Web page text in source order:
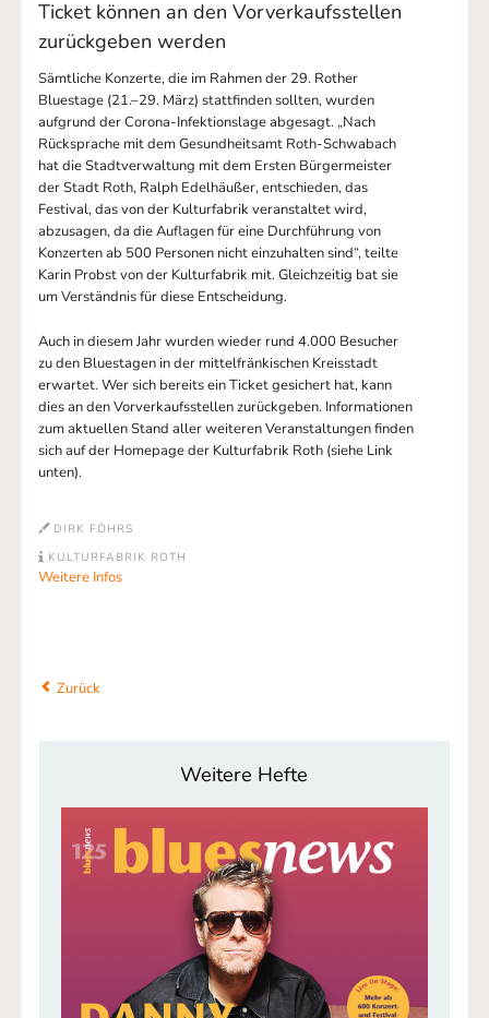
Ticket können an den Vorverkaufsstellen
zurückgeben werden
Sämtliche Konzerte, die im Rahmen der 29. Rother
Bluestage (21.–29. März) stattfinden sollten, wurden
aufgrund der Corona-Infektionslage abgesagt. „Nach
Rücksprache mit dem Gesundheitsamt Roth-Schwabach
hat die Stadtverwaltung mit dem Ersten Bürgermeister
der Stadt Roth, Ralph Edelhäußer, entschieden, das
Festival, das von der Kulturfabrik veranstaltet wird,
abzusagen, da die Auflagen für eine Durchführung von
Konzerten ab 500 Personen nicht einzuhalten sind“, teilte
Karin Probst von der Kulturfabrik mit. Gleichzeitig bat sie
um Verständnis für diese Entscheidung.
Auch in diesem Jahr wurden wieder rund 4.000 Besucher
zu den Bluestagen in der mittelfränkischen Kreisstadt
erwartet. Wer sich bereits ein Ticket gesichert hat, kann
dies an den Vorverkaufsstellen zurückgeben. Informationen
zum aktuellen Stand aller weiteren Veranstaltungen finden
sich auf der Homepage der Kulturfabrik Roth (siehe Link
unten).
DIRK FÖHRS
KULTURFABRIK ROTH
Weitere Infos
Zurück
Weitere Hefte